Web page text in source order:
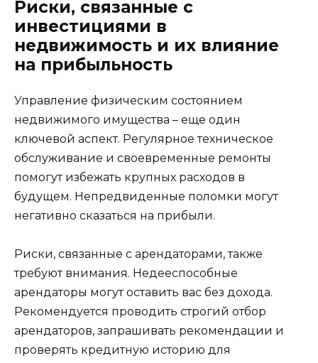
Риски, связанные с
инвестициями в
недвижимость и их влияние
на прибыльность
Управление физическим состоянием
недвижимого имущества – еще один
ключевой аспект. Регулярное техническое
обслуживание и своевременные ремонты
помогут избежать крупных расходов в
будущем. Непредвиденные поломки могут
негативно сказаться на прибыли.
Риски, связанные с арендаторами, также
требуют внимания. Недееспособные
арендаторы могут оставить вас без дохода.
Рекомендуется проводить строгий отбор
арендаторов, запрашивать рекомендации и
проверять кредитную историю для